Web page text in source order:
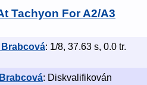
Tachyon For A2/A3
Brabcová: 1/8, 37.63 s, 0.0 tr.
: Diskvalifikován